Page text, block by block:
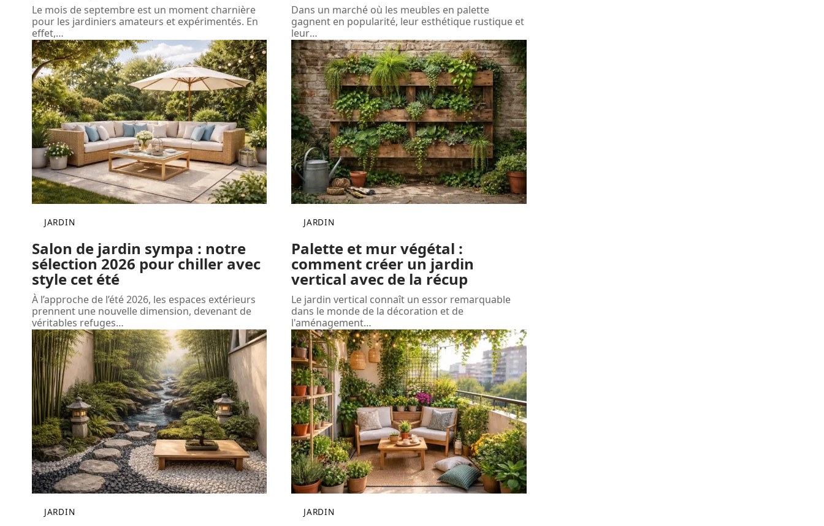
Le mois de septembre est un moment charnière
pour les jardiniers amateurs et expérimentés. En
effet,…
Dans un marché où les meubles en palette
gagnent en popularité, leur esthétique rustique et
leur…
JARDIN
Salon de jardin sympa : notre
sélection 2026 pour chiller avec
style cet été
À l’approche de l’été 2026, les espaces extérieurs
prennent une nouvelle dimension, devenant de
véritables refuges…
JARDIN
Palette et mur végétal :
comment créer un jardin
vertical avec de la récup
Le jardin vertical connaît un essor remarquable
dans le monde de la décoration et de
l'aménagement…
JARDIN JARDIN